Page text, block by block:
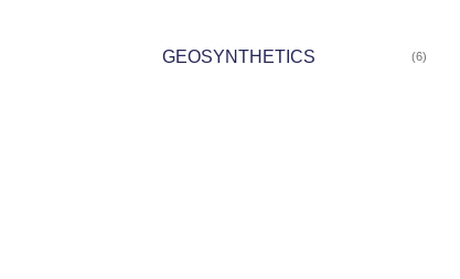
GEOSYNTHETICS (6)